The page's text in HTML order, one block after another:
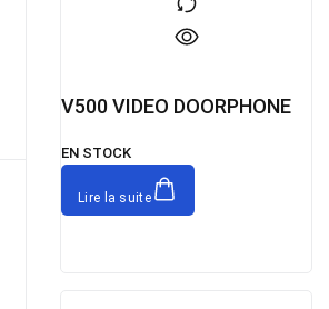
V500 VIDEO DOORPHONE
EN STOCK
Lire la suite